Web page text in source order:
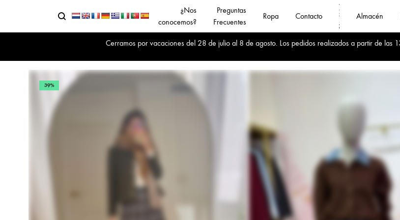
Cerramos por vacaciones del 28 de julio al 8 de agosto. Los pedidos realizados a partir de
Menu Buscar
¿Nos
conocemos?
Preguntas
Frecuentes
Ropa Contacto
Fanny
Jin
❤️
Ropa
Compra
Online
al
ropa
calidad
al
Almacén
39%